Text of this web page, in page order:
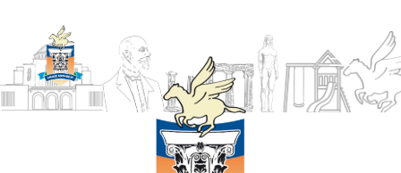
ΔΗΜΟΣ
ΚΟΡΙΝΘΙΩΝ